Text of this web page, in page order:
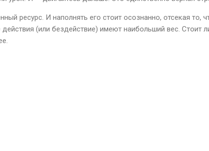
ресурс. И наполнять его стоит осознанно, отсекая то,
действия (или бездействие) имеют наибольший вес. Стоит